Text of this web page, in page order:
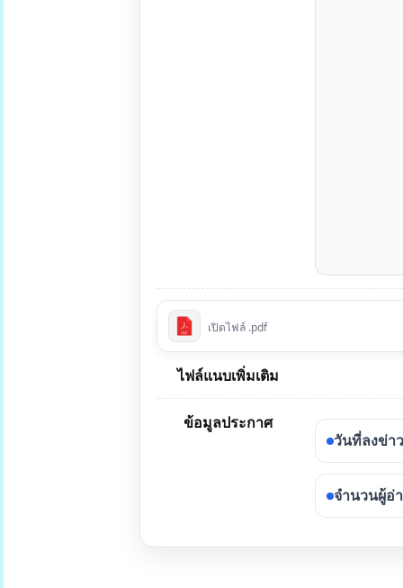
เปิดไฟล์ .pdf
ไฟล์แนบเพิ่มเติม
ข้อมูลประกาศ
วันที่ลงข่าว
จำนวนผู้อ่